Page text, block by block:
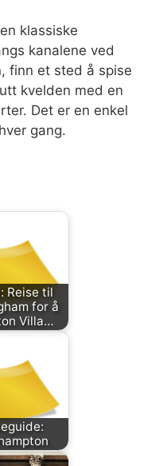
klassiske
kanalene ved
finn et sted å spise
kvelden med en
Det er en enkel
gang.
Reise til
for å
Villa…